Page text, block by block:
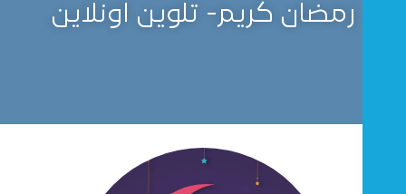
رمضان كريم- تلوين اونلاين